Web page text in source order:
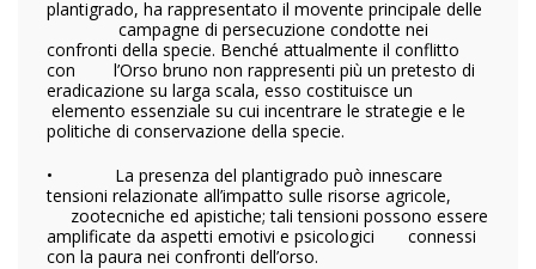
plantigrado, ha rappresentato il movente principale delle
campagne di persecuzione condotte nei
confronti della specie. Benché attualmente il conflitto
con l’Orso bruno non rappresenti più un pretesto di
eradicazione su larga scala, esso costituisce un
elemento essenziale su cui incentrare le strategie e le
politiche di conservazione della specie.
• La presenza del plantigrado può innescare
tensioni relazionate all’impatto sulle risorse agricole,
zootecniche ed apistiche; tali tensioni possono essere
amplificate da aspetti emotivi e psicologici connessi
con la paura nei confronti dell’orso.